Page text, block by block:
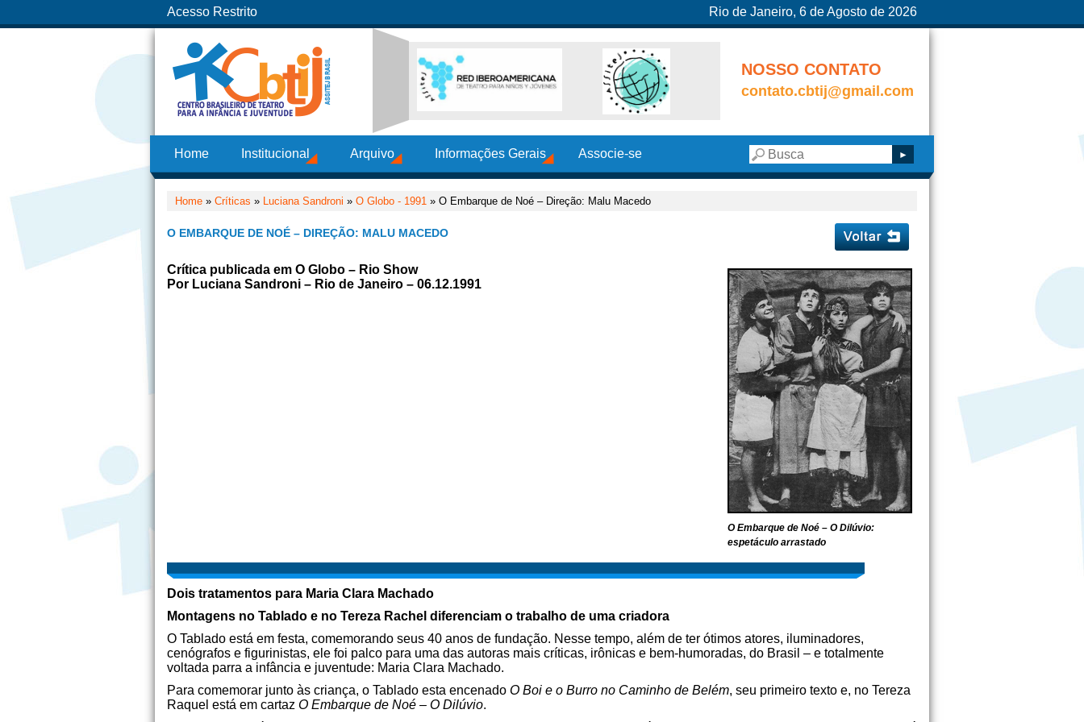
Acesso Restrito Rio de Janeiro, 6 de Agosto de 2026
NOSSO CONTATO
contato.cbtij@gmail.com
Home Institucional Arquivo Informações Gerais Associe-se
Home » Críticas » Luciana Sandroni » O Globo - 1991 » O Embarque de Noé – Direção: Malu Macedo
O EMBARQUE DE NOÉ – DIREÇÃO: MALU MACEDO
O Embarque de Noé – O Dilúvio:
espetáculo arrastado
Crítica publicada em O Globo – Rio Show
Por Luciana Sandroni – Rio de Janeiro – 06.12.1991
Dois tratamentos para Maria Clara Machado
Montagens no Tablado e no Tereza Rachel diferenciam o trabalho de uma criadora
O Tablado está em festa, comemorando seus 40 anos de fundação. Nesse tempo, além de ter ótimos atores, iluminadores,
cenógrafos e figurinistas, ele foi palco para uma das autoras mais críticas, irônicas e bem-humoradas, do Brasil – e totalmente
voltada parra a infância e juventude: Maria Clara Machado.
Para comemorar junto às criança, o Tablado esta encenado O Boi e o Burro no Caminho de Belém, seu primeiro texto e, no Tereza
Raquel está em cartaz O Embarque de Noé – O Dilúvio.